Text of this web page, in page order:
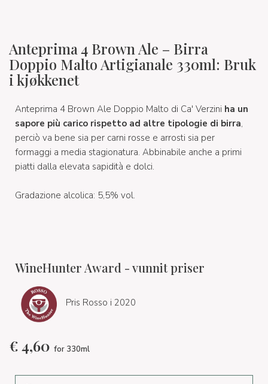
Anteprima 4 Brown Ale – Birra
Doppio Malto Artigianale 330ml: Bruk
i kjøkkenet
Anteprima 4 Brown Ale Doppio Malto di Ca' Verzini ha un
sapore più carico rispetto ad altre tipologie di birra,
perciò va bene sia per carni rosse e arrosti sia per
formaggi a media stagionatura. Abbinabile anche a primi
piatti dalla elevata sapidità e dolci.
Gradazione alcolica: 5,5% vol.
WineHunter Award - vunnit priser
Pris Rosso i 2020
€ 4,60 for 330ml